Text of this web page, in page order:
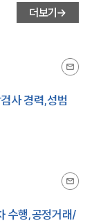
더보기
사 경력,성범
수행,공정거래/